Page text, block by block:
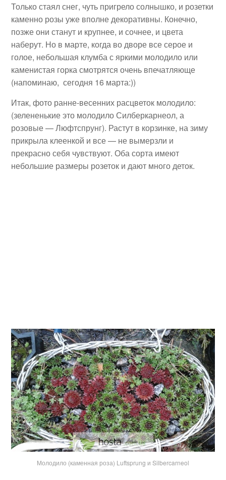
Только стаял снег, чуть пригрело солнышко, и розетки
каменно розы уже вполне декоративны. Конечно,
позже они станут и крупнее, и сочнее, и цвета
наберут. Но в марте, когда во дворе все серое и
голое, небольшая клумба с яркими молодило или
каменистая горка смотрятся очень впечатляюще
(напоминаю, сегодня 16 марта:))
Итак, фото ранне-весенних расцветок молодило:
(зелененькие это молодило Силберкарнеол, а
розовые — Люфтспрунг). Растут в корзинке, на зиму
прикрыла клеенкой и все — не вымерзли и
прекрасно себя чувствуют. Оба сорта имеют
небольшие размеры розеток и дают много деток.
Молодило (каменная роза) Luftsprung и Silbercarneol